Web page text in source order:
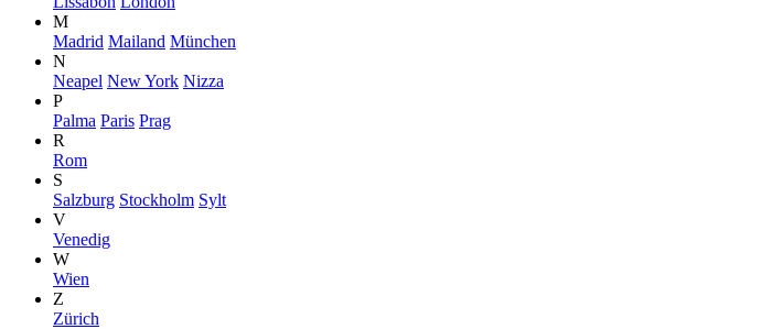
M
Madrid Mailand München
N
Neapel New York Nizza
P
Palma Paris Prag
R
Rom
S
Salzburg Stockholm Sylt
V
Venedig
W
Wien
Z
Zürich